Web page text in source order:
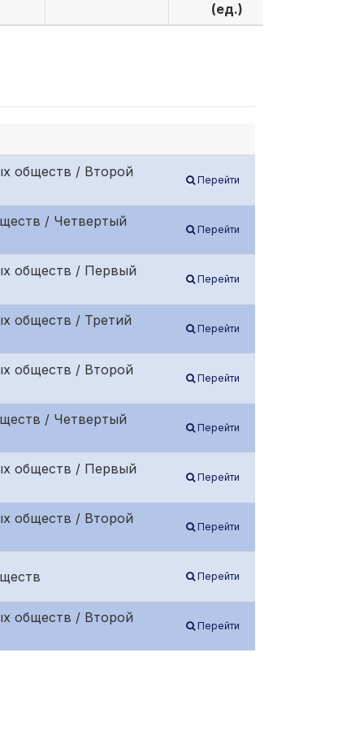
(ед.)
обществ / Второй
Перейти
/ Четвертый
Перейти
обществ / Первый
Перейти
обществ / Третий
Перейти
обществ / Второй
Перейти
/ Четвертый
Перейти
обществ / Первый
Перейти
обществ / Второй
Перейти
Перейти
обществ / Второй
Перейти